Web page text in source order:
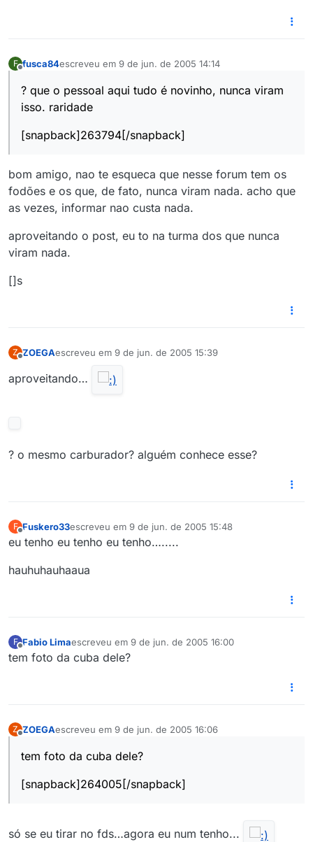
F fusca84escreveu em 9 de jun. de 2005 14:14
última edição por
? que o pessoal aqui tudo é novinho, nunca viram
isso. raridade
[snapback]263794[/snapback]
bom amigo, nao te esqueca que nesse forum tem os
fodões e os que, de fato, nunca viram nada. acho que
as vezes, informar nao custa nada.
aproveitando o post, eu to na turma dos que nunca
viram nada.
[]s
Z ZOEGAescreveu em 9 de jun. de 2005 15:39
última edição por
aproveitando…
? o mesmo carburador? alguém conhece esse?
F
Offline
Fuskero33escreveu em 9 de jun. de 2005 15:48
última edição por
eu tenho eu tenho eu tenho….....
hauhuhauhaaua
F
Offline
Fabio Limaescreveu em 9 de jun. de 2005 16:00
última edição por
tem foto da cuba dele?
Z ZOEGAescreveu em 9 de jun. de 2005 16:06
última edição por
tem foto da cuba dele?
[snapback]264005[/snapback]
só se eu tirar no fds…agora eu num tenho...